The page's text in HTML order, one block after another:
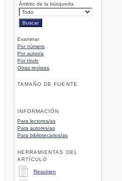
Ámbito de la búsqueda
Examinar
Por número
Por autor/a
Por título
Otras revistas
TAMAÑO DE FUENTE
INFORMACIÓN
Para lectores/as
Para autores/as
Para bibliotecarios/as
HERRAMIENTAS DEL
ARTÍCULO
Resumen